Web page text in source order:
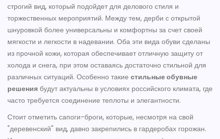
строгий вид, который подойдет для делового стиля и
торжественных мероприятий. Между тем, дерби с открытой
шнуровкой более универсальны и комфортны за счет своей
мягкости и легкости в надевании. Оба эти вида обуви сделаны
из прочной кожи, которая обеспечивает отличную защиту от
холода и снега, при этом оставаясь достаточно стильной для
различных ситуаций. Особенно такие стильные обувные
решения будут актуальны в условиях российского климата, где
часто требуется соединение теплоты и элегантности.
Стоит отметить сапоги-броги, которые, несмотря на свой
"деревенский" вид, давно закрепились в гардеробах горожан.